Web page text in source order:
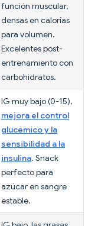
función muscular,
densas en calorías
para volumen.
Excelentes post-
entrenamiento con
carbohidratos.
IG muy bajo (0-15),
mejora el control
glucémico y la
sensibilidad a la
insulina. Snack
perfecto para
azúcar en sangre
estable.